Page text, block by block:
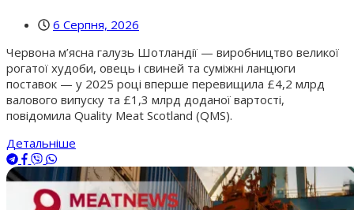
6 Серпня, 2026
Червона м’ясна галузь Шотландії — виробництво великої
рогатої худоби, овець і свиней та суміжні ланцюги
поставок — у 2025 році вперше перевищила £4,2 млрд
валового випуску та £1,3 млрд доданої вартості,
повідомила Quality Meat Scotland (QMS).
Детальніше